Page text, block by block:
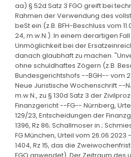
aa) § 52d Satz 3 FGO greift bei
Rahmen der Verwendung des
beSt ein (z.B. BFH-Beschluss vom
24, m.w.N.). In einem derartigen
Unmöglichkeit bei der
danach glaubhaft zu machen.
ohne schuldhaftes Zögern (z.B.
Bundesgerichtshofs --BGH-- vom
Neue Juristische Wochenschrift --
m.w.N., zu § 130d Satz 3 der
Finanzgericht --FG-- Nürnberg,
129/23, Entscheidungen der
1396, Rz 86; Schallmoser in ;
FG München, Urteil vom 26.06.2023
1404, Rz 15, das die